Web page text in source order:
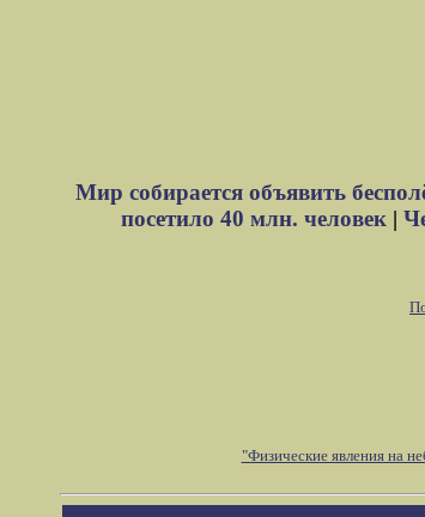
Мир собирается объявить
посетило 40 млн. человек|
"Физические явления на